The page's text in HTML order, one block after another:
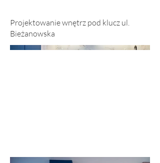
Projektowanie wnętrz pod klucz ul.
Bieżanowska